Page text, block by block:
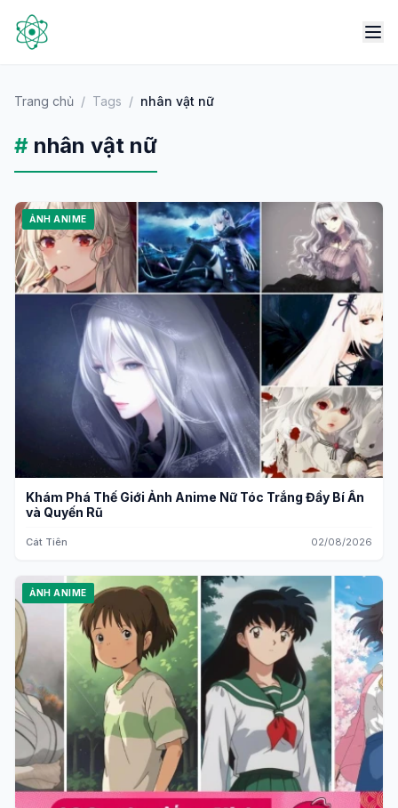
Trang chủ / Tags / nhân vật nữ
# nhân vật nữ
ẢNH ANIME
Khám Phá Thế Giới Ảnh Anime Nữ Tóc Trắng Đầy Bí Ẩn
và Quyến Rũ
Cát Tiên 02/08/2026
ẢNH ANIME